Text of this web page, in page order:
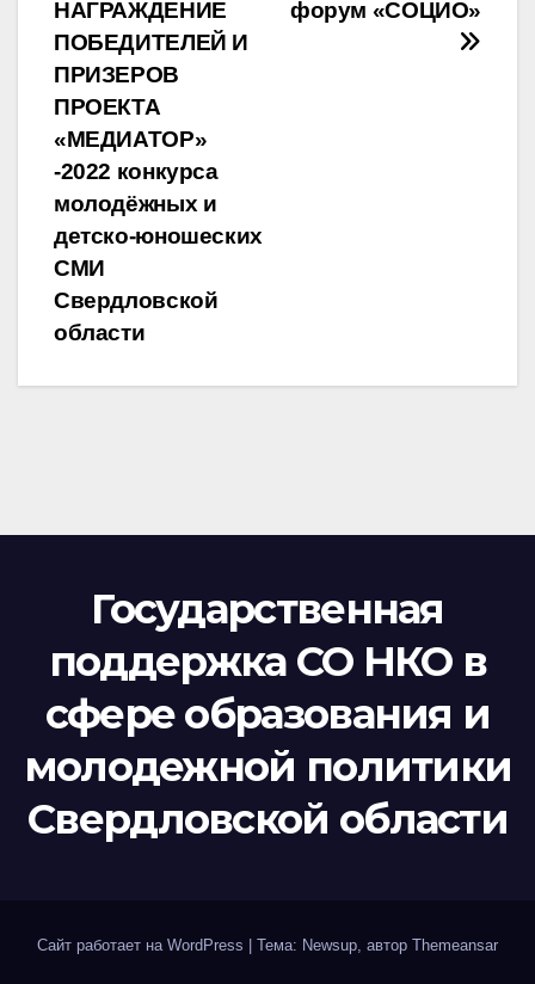
по
записям
форум «СОЦИО»
НАГРАЖДЕНИЕ
ПОБЕДИТЕЛЕЙ И
ПРИЗЕРОВ
ПРОЕКТА
«МЕДИАТОР»
-2022 конкурса
молодёжных и
детско-юношеских
СМИ
Свердловской
области
Государственная
поддержка СО НКО в
сфере образования и
молодежной политики
Свердловской области
Сайт работает на WordPress Тема: Newsup, автор Themeansar